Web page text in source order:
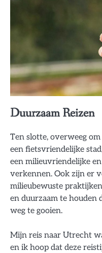
Duurzaam Reizen
Ten slotte, overweeg
een fietsvriendelijke
een milieuvriendelijke
verkennen. Ook zijn er
milieubewuste
en duurzaam te houden
weg te gooien.
Mijn reis naar Utrecht
en ik hoop dat deze